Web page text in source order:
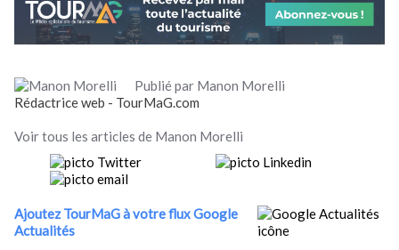
Publié par Manon Morelli
Rédactrice web - TourMaG.com
Voir tous les articles de Manon Morelli
Ajoutez TourMaG à votre flux Google
Actualités